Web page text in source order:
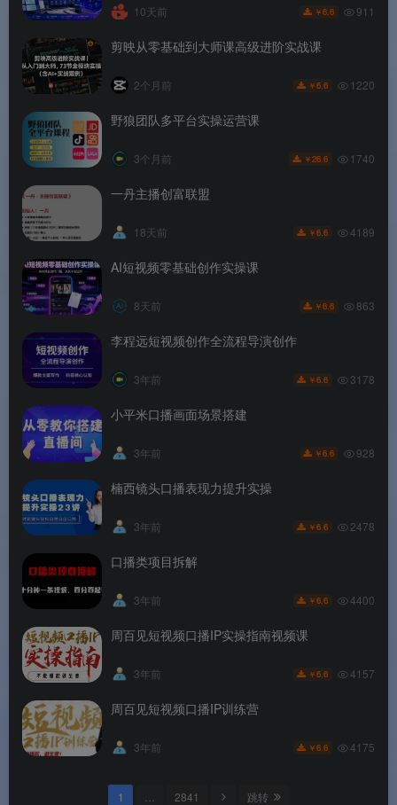
10天前 ￥6.6 911
剪映从零基础到大师课高级进阶实战课
2个月前 ￥6.6 1220
野狼团队多平台实操运营课
3个月前 ￥26.6 1740
一丹主播创富联盟
18天前 ￥6.6 4189
AI短视频零基础创作实操课
8天前 ￥6.6 863
李程远短视频创作全流程导演创作
3年前 ￥6.6 3178
小平米口播画面场景搭建
3年前 ￥6.6 928
楠西镜头口播表现力提升实操
3年前 ￥6.6 2478
口播类项目拆解
3年前 ￥6.6 4400
周百见短视频口播IP实操指南视频课
3年前 ￥6.6 4157
周百见短视频口播IP训练营
3年前 ￥6.6 4175
1 2841 跳转